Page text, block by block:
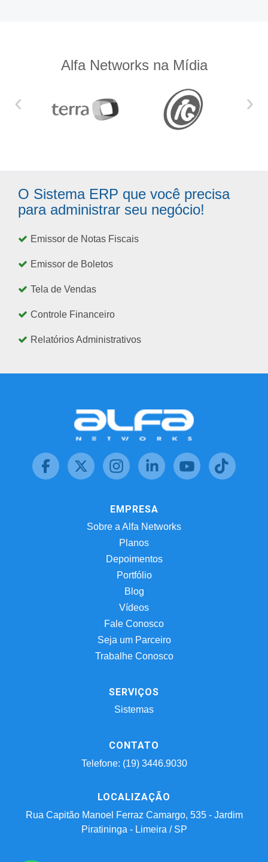
Alfa Networks na Mídia
‹ ›
O Sistema ERP que você precisa
para administrar seu negócio!
Emissor de Notas Fiscais
Emissor de Boletos
Tela de Vendas
Controle Financeiro
Relatórios Administrativos
EMPRESA
Sobre a Alfa Networks
Planos
Depoimentos
Portfólio
Blog
Vídeos
Fale Conosco
Seja um Parceiro
Trabalhe Conosco
SERVIÇOS
Sistemas
CONTATO
Telefone: (19) 3446.9030
LOCALIZAÇÃO
Rua Capitão Manoel Ferraz Camargo, 535 - Jardim
Piratininga - Limeira / SP